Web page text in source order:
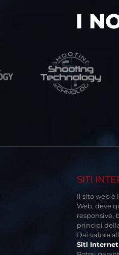
I
SITI
Il sito web è
Web, deve
responsive,
principi
Dai valore
Siti